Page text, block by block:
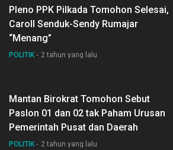
Pleno PPK Pilkada Tomohon Selesai,
Caroll Senduk-Sendy Rumajar
“Menang”
POLITIK 2 tahun yang lalu
Mantan Birokrat Tomohon Sebut
Paslon 01 dan 02 tak Paham Urusan
Pemerintah Pusat dan Daerah
POLITIK 2 tahun yang lalu